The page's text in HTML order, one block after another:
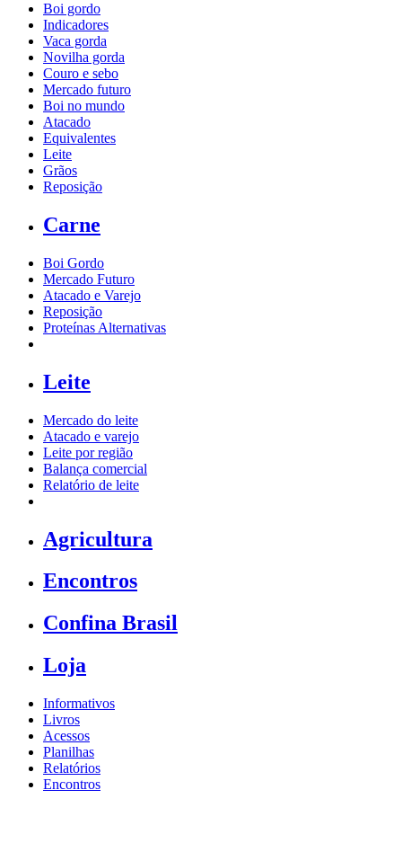
Boi gordo
Indicadores
Vaca gorda
Novilha gorda
Couro e sebo
Mercado futuro
Boi no mundo
Atacado
Equivalentes
Leite
Grãos
Reposição
Carne
Boi Gordo
Mercado Futuro
Atacado e Varejo
Reposição
Proteínas Alternativas
Leite
Mercado do leite
Atacado e varejo
Leite por região
Balança comercial
Relatório de leite
Agricultura
Encontros
Confina Brasil
Loja
Informativos
Livros
Acessos
Planilhas
Relatórios
Encontros